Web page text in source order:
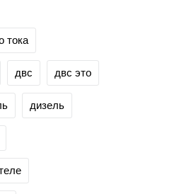
тока
двс двс это
дизель